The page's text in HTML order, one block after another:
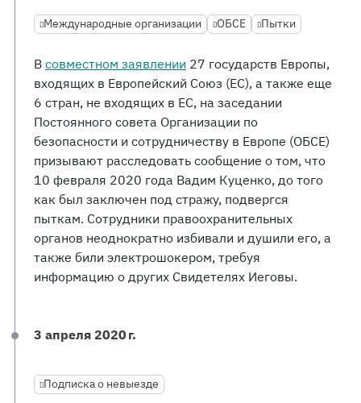
Международные организации ОБСЕ Пытки
В совместном заявлении 27 государств Европы,
входящих в Европейский Союз (ЕС), а также еще
6 стран, не входящих в ЕС, на заседании
Постоянного совета Организации по
безопасности и сотрудничеству в Европе (ОБСЕ)
призывают расследовать сообщение о том, что
10 февраля 2020 года Вадим Куценко, до того
как был заключен под стражу, подвергся
пыткам. Сотрудники правоохранительных
органов неоднократно избивали и душили его, а
также били электрошокером, требуя
информацию о других Свидетелях Иеговы.
3 апреля 2020 г.
Подписка о невыезде